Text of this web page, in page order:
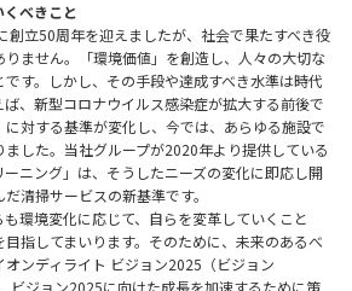
くべきこと
創立50周年を迎えましたが、社会で果たすべき役
ません。「環境価値」を創造し、人々の大切な
す。しかし、その手段や達成すべき水準は時代
、新型コロナウイルス感染症が拡大する前後で
対する基準が変化し、今では、あらゆる施設で
した。当社グループが2020年より提供している
ーニング」は、そうしたニーズの変化に即応し開
清掃サービスの新基準です。
環境変化に応じて、自らを変革していくこと
指してまいります。そのために、未来のあるべ
ンディライト ビジョン2025（ビジョン